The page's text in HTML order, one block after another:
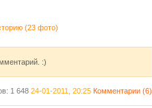
(23 фото)
:)
1 648 24-01-2011, 20:25 Комментарии (6)